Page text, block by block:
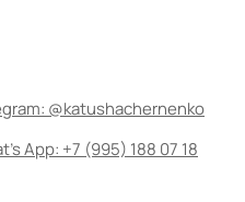
@katushachernenko
App: +7 (995) 188 07 18